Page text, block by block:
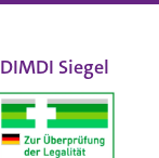
DIMDI Siegel